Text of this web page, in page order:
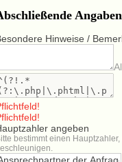
Angaben
Hinweise /
angeben
bestimmt einen